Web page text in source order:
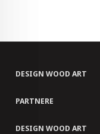
DESIGN WOOD ART
PARTNERE
DESIGN WOOD ART